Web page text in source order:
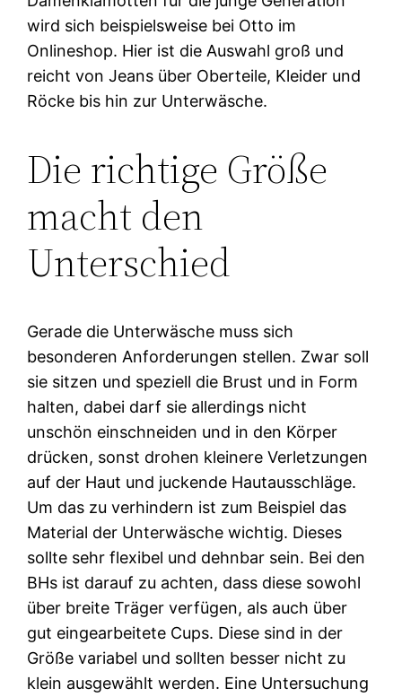
wird sich beispielsweise bei Otto im
Onlineshop. Hier ist die Auswahl groß und
reicht von Jeans über Oberteile, Kleider und
Röcke bis hin zur Unterwäsche.
Die richtige Größe
macht den
Unterschied
Gerade die Unterwäsche muss sich
besonderen Anforderungen stellen. Zwar soll
sie sitzen und speziell die Brust und in Form
halten, dabei darf sie allerdings nicht
unschön einschneiden und in den Körper
drücken, sonst drohen kleinere Verletzungen
auf der Haut und juckende Hautausschläge.
Um das zu verhindern ist zum Beispiel das
Material der Unterwäsche wichtig. Dieses
sollte sehr flexibel und dehnbar sein. Bei den
BHs ist darauf zu achten, dass diese sowohl
über breite Träger verfügen, als auch über
gut eingearbeitete Cups. Diese sind in der
Größe variabel und sollten besser nicht zu
klein ausgewählt werden. Eine Untersuchung